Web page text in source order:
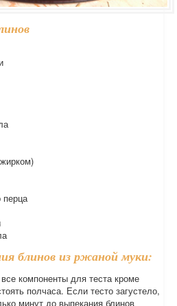
перца
блинов из ржаной муки:
компоненты для теста кроме
полчаса. Если тесто загустело,
минут до выпекания блинов